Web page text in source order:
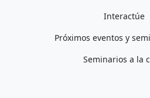
Interactúe
Próximos eventos y
Seminarios a la